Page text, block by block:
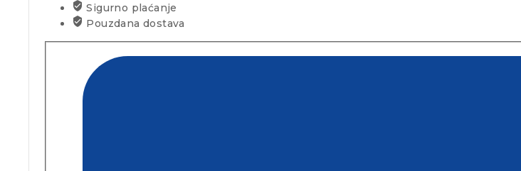
mm
Slab
breaker
Sigurno plaćanje
Pouzdana dostava